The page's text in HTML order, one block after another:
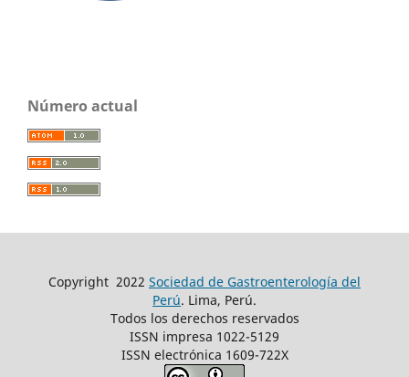
Número actual
Copyright 2022 Sociedad de Gastroenterología del
Perú. Lima, Perú.
Todos los derechos reservados
ISSN impresa 1022-5129
ISSN electrónica 1609-722X